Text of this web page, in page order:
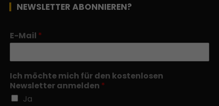
NEWSLETTER ABONNIEREN?
E-Mail *
Ich möchte mich für den kostenlosen
Newsletter anmelden *
Ja